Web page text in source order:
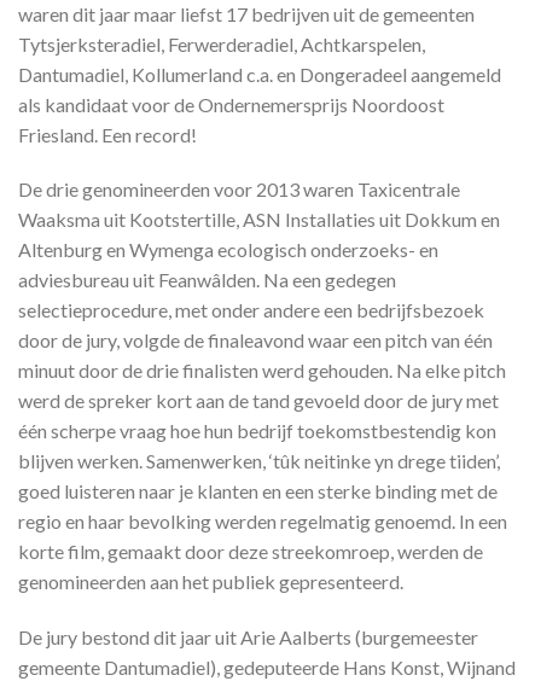
waren dit jaar maar liefst 17 bedrijven uit de gemeenten
Tytsjerksteradiel, Ferwerderadiel, Achtkarspelen,
Dantumadiel, Kollumerland c.a. en Dongeradeel aangemeld
als kandidaat voor de Ondernemersprijs Noordoost
Friesland. Een record!
De drie genomineerden voor 2013 waren Taxicentrale
Waaksma uit Kootstertille, ASN Installaties uit Dokkum en
Altenburg en Wymenga ecologisch onderzoeks- en
adviesbureau uit Feanwâlden. Na een gedegen
selectieprocedure, met onder andere een bedrijfsbezoek
door de jury, volgde de finaleavond waar een pitch van één
minuut door de drie finalisten werd gehouden. Na elke pitch
werd de spreker kort aan de tand gevoeld door de jury met
één scherpe vraag hoe hun bedrijf toekomstbestendig kon
blijven werken. Samenwerken, ‘tûk neitinke yn drege tiiden’,
goed luisteren naar je klanten en een sterke binding met de
regio en haar bevolking werden regelmatig genoemd. In een
korte film, gemaakt door deze streekomroep, werden de
genomineerden aan het publiek gepresenteerd.
De jury bestond dit jaar uit Arie Aalberts (burgemeester
gemeente Dantumadiel), gedeputeerde Hans Konst, Wijnand